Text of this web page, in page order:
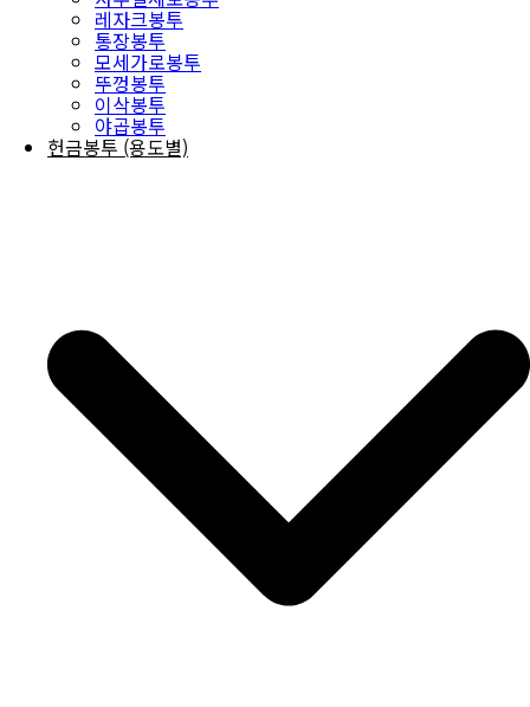
레자크봉투
통장봉투
모세가로봉투
뚜껑봉투
이삭봉투
야곱봉투
헌금봉투 (용도별)